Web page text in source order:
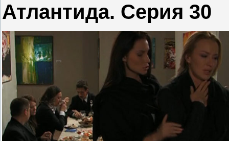
Атлантида. Серия 30